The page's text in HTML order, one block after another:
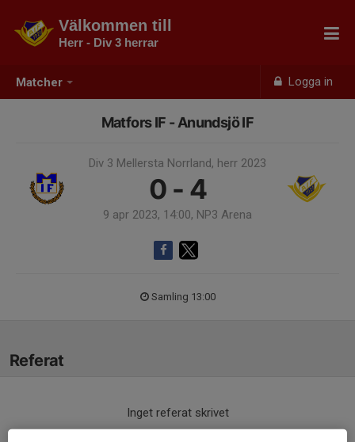
Matcher Logga in
Välkommen till
Herr - Div 3 herrar
Matfors IF - Anundsjö IF
Div 3 Mellersta Norrland, herr 2023
0 - 4
9 apr 2023, 14:00, NP3 Arena
Samling 13:00
Referat
Inget referat skrivet